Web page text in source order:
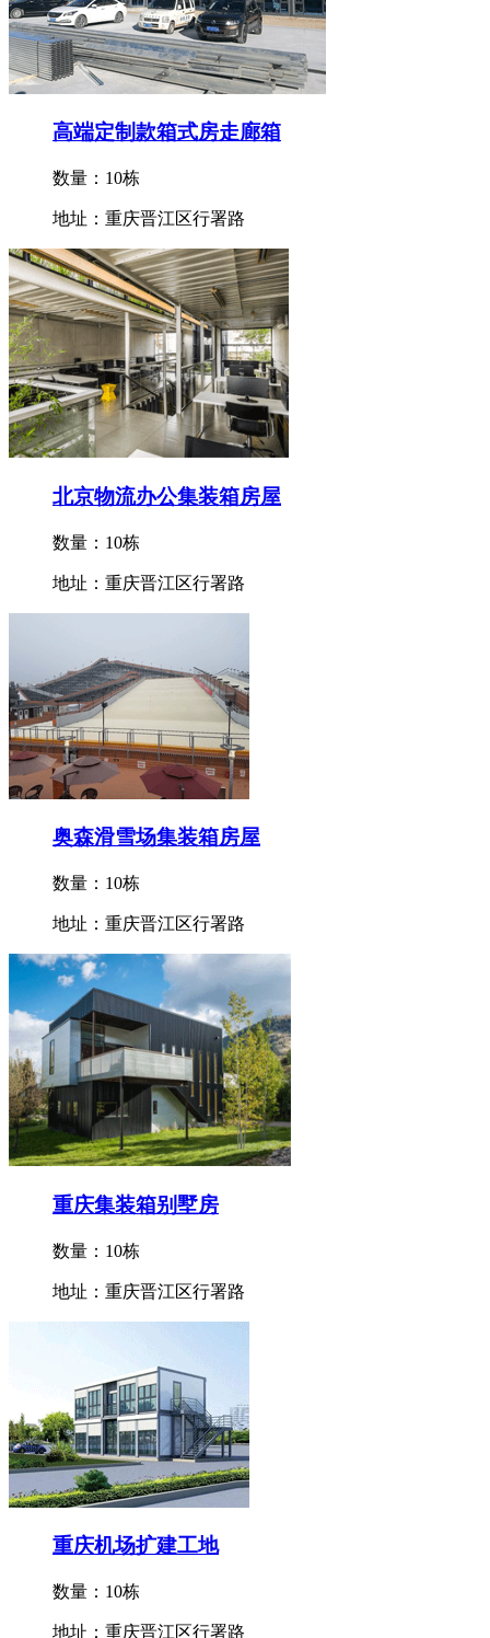
高端定制款箱式房走廊箱
数量：10栋
地址：重庆晋江区行署路
北京物流办公集装箱房屋
数量：10栋
地址：重庆晋江区行署路
奥森滑雪场集装箱房屋
数量：10栋
地址：重庆晋江区行署路
重庆集装箱别墅房
数量：10栋
地址：重庆晋江区行署路
重庆机场扩建工地
数量：10栋
地址：重庆晋江区行署路